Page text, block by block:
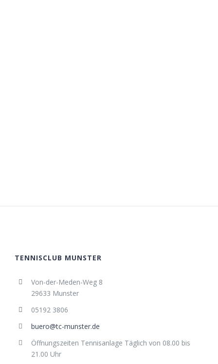
TENNISCLUB MUNSTER
Von-der-Meden-Weg 8
29633 Munster
05192 3806
buero@tc-munster.de
Öffnungszeiten Tennisanlage Täglich von 08.00 bis
21.00 Uhr